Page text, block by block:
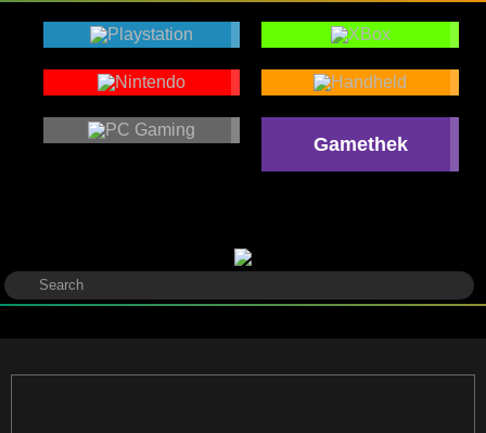
Gamethek